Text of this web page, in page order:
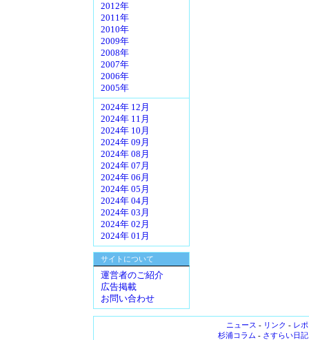
2012年
2011年
2010年
2009年
2008年
2007年
2006年
2005年
2024年 12月
2024年 11月
2024年 10月
2024年 09月
2024年 08月
2024年 07月
2024年 06月
2024年 05月
2024年 04月
2024年 03月
2024年 02月
2024年 01月
サイトについて
運営者のご紹介
広告掲載
お問い合わせ
ニュース - リンク - レ
杉浦コラム - さすらい日記